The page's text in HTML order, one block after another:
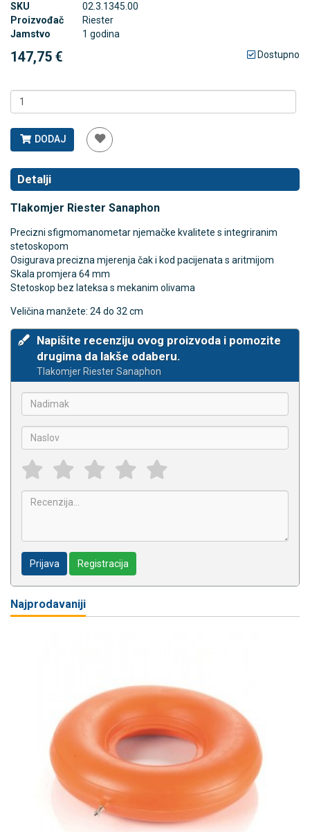
SKU
02.3.1345.00
Proizvođač
Riester
Jamstvo
1 godina
147,75 € Dostupno
DODAJ
Detalji
Tlakomjer Riester Sanaphon
Precizni sfigmomanometar njemačke kvalitete s integriranim
stetoskopom
Osigurava precizna mjerenja čak i kod pacijenata s aritmijom
Skala promjera 64 mm
Stetoskop bez lateksa s mekanim olivama
Veličina manžete: 24 do 32 cm
Napišite recenziju ovog proizvoda i pomozite
drugima da lakše odaberu.
Tlakomjer Riester Sanaphon
Prijava Registracija
Najprodavaniji